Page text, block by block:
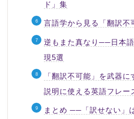
ド」集
言語学から見る「翻訳不
逆もまた真なり──日本
現5選
「翻訳不可能」を武器
説明に使える英語フレー
まとめ ──「訳せない」